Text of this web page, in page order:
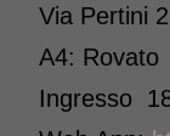
Via Pertini
A4: Rovato
Ingresso